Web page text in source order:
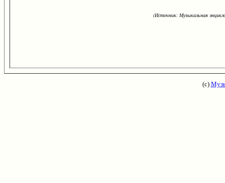
(Источник: Музыкальная
(с)